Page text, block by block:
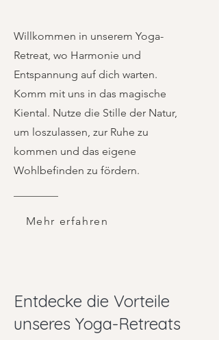
Willkommen in unserem Yoga-
Retreat, wo Harmonie und
Entspannung auf dich warten.
Komm mit uns in das magische
Kiental. Nutze die Stille der Natur,
um loszulassen, zur Ruhe zu
kommen und das eigene
Wohlbefinden zu fördern.
Mehr erfahren
Entdecke die Vorteile
unseres Yoga-Retreats